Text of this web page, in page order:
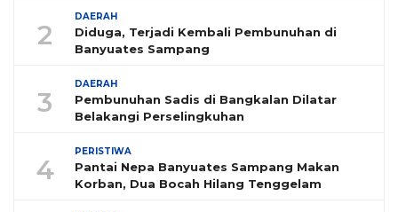
2
DAERAH
Diduga, Terjadi Kembali Pembunuhan di
Banyuates Sampang
3
DAERAH
Pembunuhan Sadis di Bangkalan Dilatar
Belakangi Perselingkuhan
4
PERISTIWA
Pantai Nepa Banyuates Sampang Makan
Korban, Dua Bocah Hilang Tenggelam